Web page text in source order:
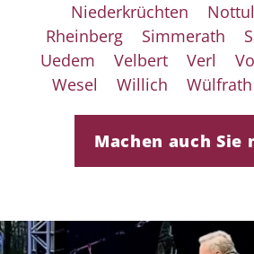
Niederkrüchten
Rheinberg
Simmerath
Uedem
Velbert Verl
Wesel
Willich Wülfrath
Machen auch Sie
Video-Player